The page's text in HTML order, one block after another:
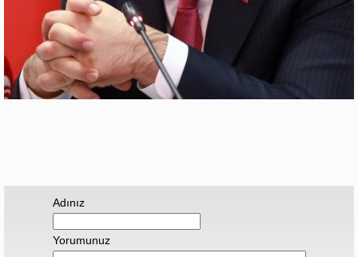
Adınız
Yorumunuz